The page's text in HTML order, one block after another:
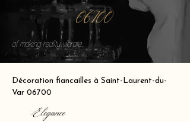
06700
of making reality vibrate.
Décoration fiancailles à Saint-Laurent-du-
Var 06700
Elegance